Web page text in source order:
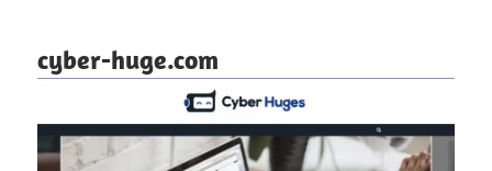
cyber-huge.com